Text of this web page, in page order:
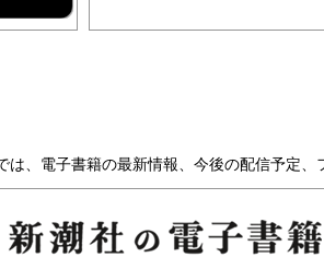
は、電子書籍の最新情報、今後の配信予定、